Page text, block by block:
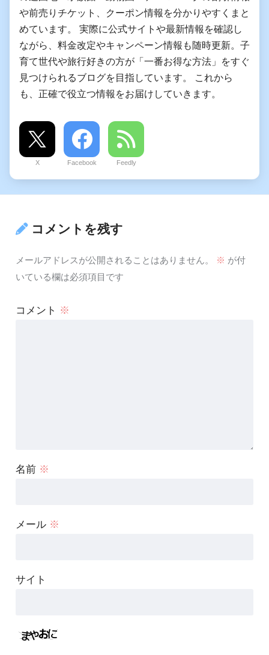
や前売りチケット、クーポン情報を分かりやすくまと
めています。 実際に公式サイトや最新情報を確認し
ながら、料金改定やキャンペーン情報も随時更新。子
育て世代や旅行好きの方が「一番お得な方法」をすぐ
見つけられるブログを目指しています。 これから
も、正確で役立つ情報をお届けしていきます。
X Facebook Feedly
コメントを残す
メールアドレスが公開されることはありません。 ※ が付
いている欄は必須項目です
コメント ※
名前 ※
メール ※
サイト